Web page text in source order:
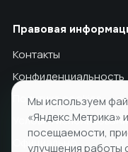
Правовая
Контакты
Конфиденциальность
Политика cookies
Условия
Официально
Мы используем
«Яндекс.Метрика»
посещаемости,
улучшения работы